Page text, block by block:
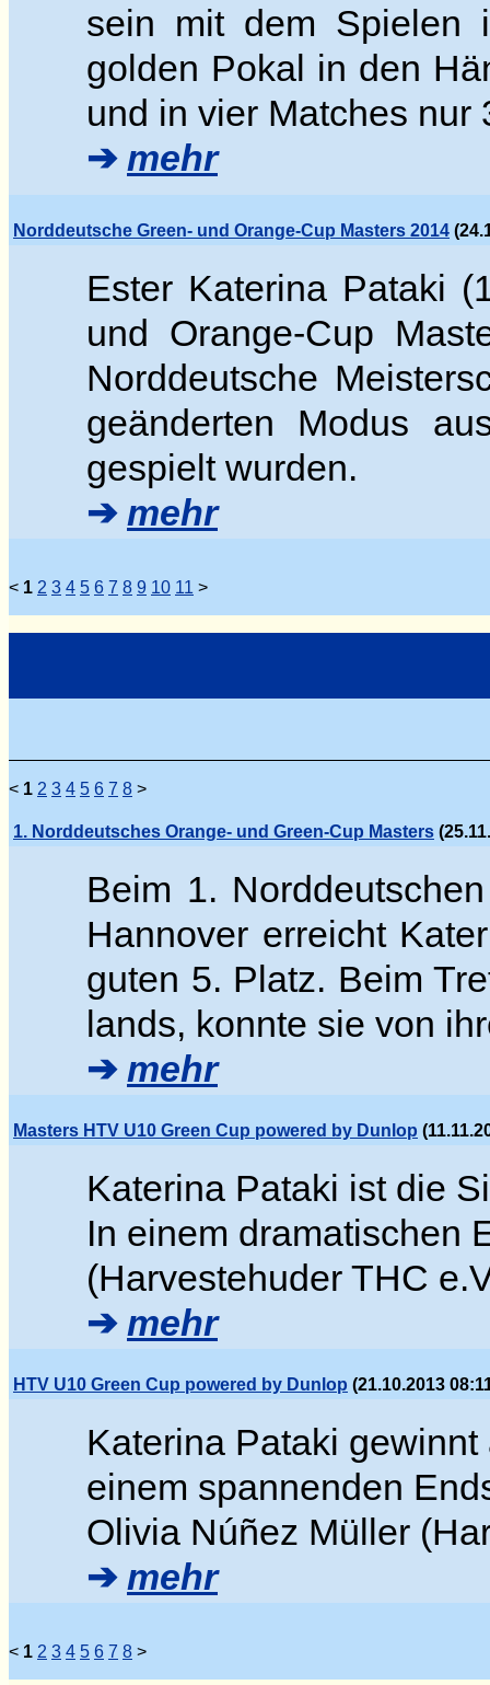
sein mit dem Spielen
golden Pokal in den
und in vier Matches
➔ mehr
Norddeutsche Green- und Orange-Cup Masters 2014
Ester Katerina Pataki
und Orange-Cup
Norddeutsche
geänderten Modus
gespielt wurden.
➔ mehr
< 1 2 3 4 5 6 7 8 9 10 11 >
< 1 2 3 4 5 6 7 8 >
1. Norddeutsches Orange- und Green-Cup Masters
Beim 1.
Hannover erreicht
guten 5. Platz. Beim
lands, konnte sie von
➔ mehr
Masters HTV U10 Green Cup powered by Dunlop
Katerina Pataki ist die
In einem dramatischen
(Harvestehuder THC e.V
➔ mehr
HTV U10 Green Cup powered by Dunlop (21.10.2013
Katerina Pataki
einem spannenden
Olivia Núñez Müller
➔ mehr
< 1 2 3 4 5 6 7 8 >